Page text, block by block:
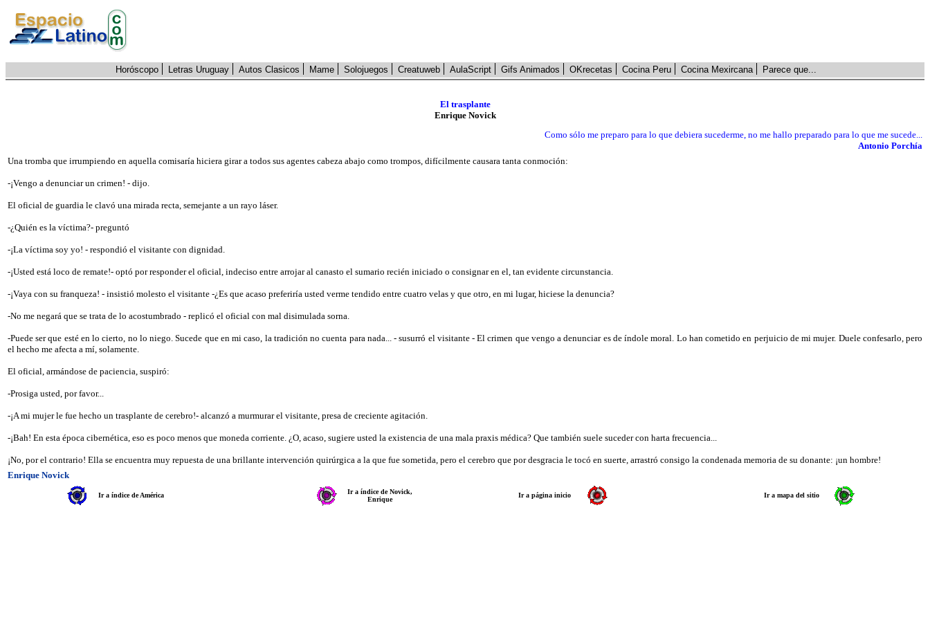
Horóscopo Letras Uruguay Autos Clasicos Mame Solojuegos Creatuweb AulaScript Gifs Animados OKrecetas Cocina Peru Cocina Mexircana Parece que...
El trasplante
Enrique Novick
Como sólo me preparo para lo que debiera sucederme, no me hallo preparado para lo que me sucede...
Antonio Porchía
Una tromba que irrumpiendo en aquella comisaría hiciera girar a todos sus agentes cabeza abajo como trompos, difícilmente causara tanta conmoción:
-¡Vengo a denunciar un crimen! - dijo.
El oficial de guardia le clavó una mirada recta, semejante a un rayo láser.
-¿Quién es la víctima?- preguntó
-¡La víctima soy yo! - respondió el visitante con dignidad.
-¡Usted está loco de remate!- optó por responder el oficial, indeciso entre arrojar al canasto el sumario recién iniciado o consignar en el, tan evidente circunstancia.
-¡Vaya con su franqueza! - insistió molesto el visitante -¿Es que acaso preferiría usted verme tendido entre cuatro velas y que otro, en mi lugar, hiciese la denuncia?
-No me negará que se trata de lo acostumbrado - replicó el oficial con mal disimulada sorna.
-Puede ser que esté en lo cierto, no lo niego. Sucede que en mi caso, la tradición no cuenta para nada... - susurró el visitante - El crimen que vengo a denunciar es de índole moral. Lo han cometido en perjuicio de mi mujer. Duele confesarlo, pero
el hecho me afecta a mí, solamente.
El oficial, armándose de paciencia, suspiró:
-Prosiga usted, por favor...
-¡A mi mujer le fue hecho un trasplante de cerebro!- alcanzó a murmurar el visitante, presa de creciente agitación.
-¡Bah! En esta época cibernética, eso es poco menos que moneda corriente. ¿O, acaso, sugiere usted la existencia de una mala praxis médica? Que también suele suceder con harta frecuencia...
¡No, por el contrario! Ella se encuentra muy repuesta de una brillante intervención quirúrgica a la que fue sometida, pero el cerebro que por desgracia le tocó en suerte, arrastró consigo la condenada memoria de su donante: ¡un hombre!
Enrique Novick
Ir a índice de América
Ir a índice de Novick,
Enrique
Ir a página inicio Ir a mapa del sitio